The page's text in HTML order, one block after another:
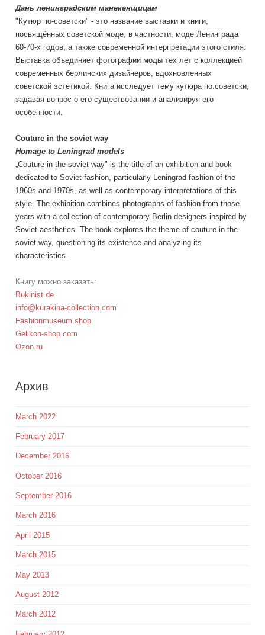
Дань ленинградским манекенщицам
"Кутюр по-советски" - это название выставки и книги,
посвящённых советской моде, в частности, моде Ленинграда
60-70-х годов, а также современной интерпретации этого стиля.
Выставка объединяет фотографии моды тех лет с коллекцией
современных берлинских дизайнеров, вдохновленных
советской эстетикой. Книга исследует тему кутюра по.советски,
задавая вопрос о его существовании и анализируя его
особенности.
Couture in the soviet way
Homage to Leningrad models
„Couture in the soviet way" is the title of an exhibition and book
dedicated to Soviet fashion, particularly Leningrad fashion of the
1960s and 1970s, as well as contemporary interpretations of this
style. The exhibition combines photographs of fashion from those
years with a collection of contemporary Berlin designers inspired by
Soviet aesthetics. The book explores the theme of couture in the
soviet way, questioning its existence and analyzing its
characteristics.
Книгу можно заказать:
Bukinist.de
info@kurakina-collection.com
Fashionmuseum.shop
Gelikon-shop.com
Ozon.ru
Aрхив
March 2022
February 2017
December 2016
October 2016
September 2016
March 2016
April 2015
March 2015
May 2013
August 2012
March 2012